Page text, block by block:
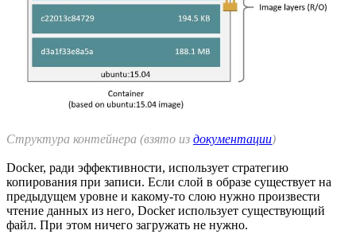
Структура контейнера (взято из документации)
Docker, ради эффективности, использует стратегию
копирования при записи. Если слой в образе существует на
предыдущем уровне и какому-то слою нужно произвести
чтение данных из него, Docker использует существующий
файл. При этом ничего загружать не нужно.